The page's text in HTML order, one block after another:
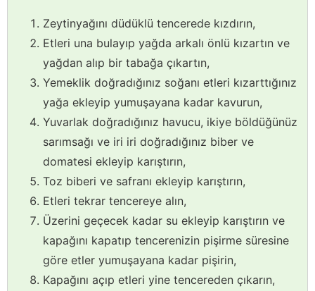
Zeytinyağını düdüklü tencerede kızdırın,
Etleri una bulayıp yağda arkalı önlü kızartın ve
yağdan alıp bir tabağa çıkartın,
Yemeklik doğradığınız soğanı etleri kızarttığınız
yağa ekleyip yumuşayana kadar kavurun,
Yuvarlak doğradığınız havucu, ikiye böldüğünüz
sarımsağı ve iri iri doğradığınız biber ve
domatesi ekleyip karıştırın,
Toz biberi ve safranı ekleyip karıştırın,
Etleri tekrar tencereye alın,
Üzerini geçecek kadar su ekleyip karıştırın ve
kapağını kapatıp tencerenizin pişirme süresine
göre etler yumuşayana kadar pişirin,
Kapağını açıp etleri yine tencereden çıkarın,